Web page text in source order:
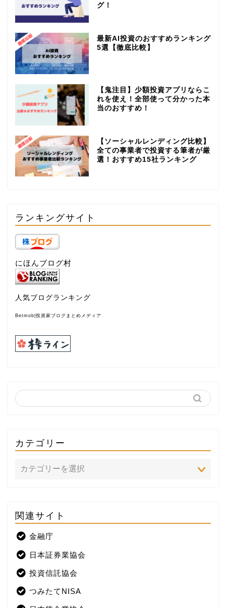
グ！
最新AI投資のおすすめランキング
5選【徹底比較】
【鬼注目】少額投資アプリならこ
れを使え！全部使って分かった本
当のおすすめ！
【ソーシャルレンディング比較】
全ての事業者で投資する筆者が厳
選！おすすめ15社ランキング
ランキングサイト
にほんブログ村
人気ブログランキング
Betmob|投資家ブログまとめメディア
カテゴリー
関連サイト
金融庁
日本証券業協会
投資信託協会
つみたてNISA